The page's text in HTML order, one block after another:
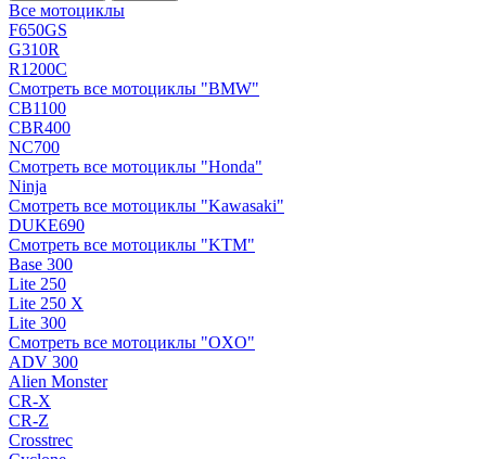
Все мотоциклы
F650GS
G310R
R1200C
Смотреть все мотоциклы "BMW"
CB1100
CBR400
NC700
Смотреть все мотоциклы "Honda"
Ninja
Смотреть все мотоциклы "Kawasaki"
DUKE690
Смотреть все мотоциклы "KTM"
Base 300
Lite 250
Lite 250 X
Lite 300
Смотреть все мотоциклы "OXO"
ADV 300
Alien Monster
CR-X
CR-Z
Crosstrec